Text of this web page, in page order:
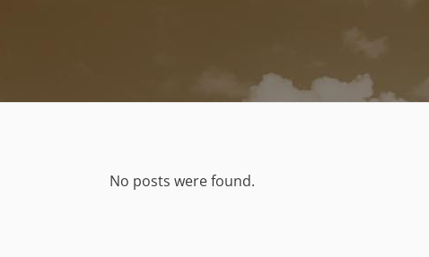
No posts were found.